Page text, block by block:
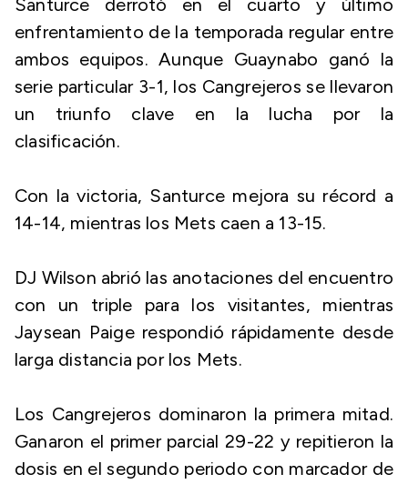
Santurce derrotó en el cuarto y último
enfrentamiento de la temporada regular entre
ambos equipos. Aunque Guaynabo ganó la
serie particular 3-1, los Cangrejeros se llevaron
un triunfo clave en la lucha por la
clasificación.
Con la victoria, Santurce mejora su récord a
14-14, mientras los Mets caen a 13-15.
DJ Wilson abrió las anotaciones del encuentro
con un triple para los visitantes, mientras
Jaysean Paige respondió rápidamente desde
larga distancia por los Mets.
Los Cangrejeros dominaron la primera mitad.
Ganaron el primer parcial 29-22 y repitieron la
dosis en el segundo periodo con marcador de